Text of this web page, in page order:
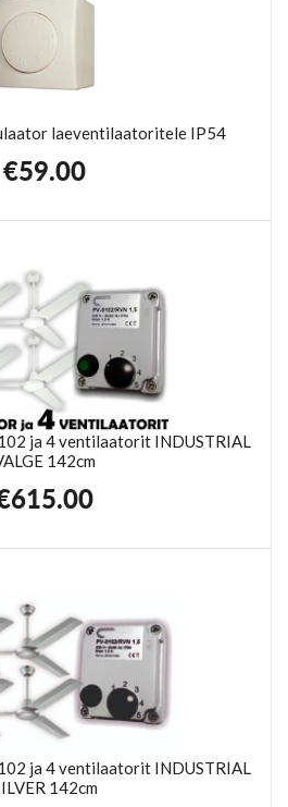
laeventilaatoritele IP54
€59.00
ja 4 ventilaatorit INDUSTRIAL
142cm
615.00
ja 4 ventilaatorit INDUSTRIAL
142cm